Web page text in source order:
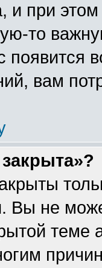
и при
то
появится
вам
Вы не
теме